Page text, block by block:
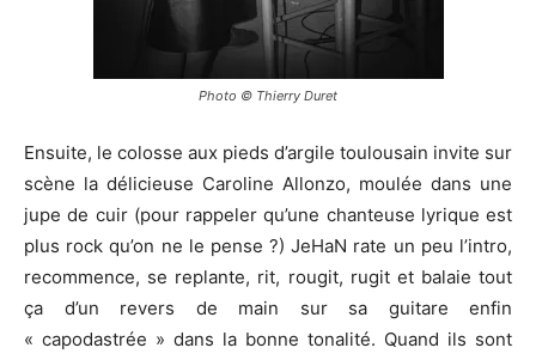
Photo © Thierry Duret
Ensuite, le colosse aux pieds d’argile toulousain invite sur
scène la délicieuse Caroline Allonzo, moulée dans une
jupe de cuir (pour rappeler qu’une chanteuse lyrique est
plus rock qu’on ne le pense ?) JeHaN rate un peu l’intro,
recommence, se replante, rit, rougit, rugit et balaie tout
ça d’un revers de main sur sa guitare enfin
« capodastrée » dans la bonne tonalité. Quand ils sont